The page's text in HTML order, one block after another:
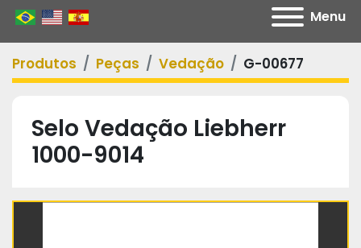
Menu
Produtos Peças Vedação G-00677
Selo Vedação Liebherr
1000-9014